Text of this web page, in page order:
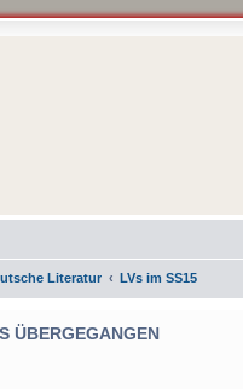
Literatur LVs im SS15
ÜBERGEGANGEN